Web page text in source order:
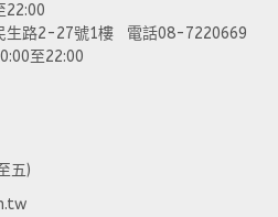
22:00
生路2-27號1樓   電話08-7220669
至22:00
五)